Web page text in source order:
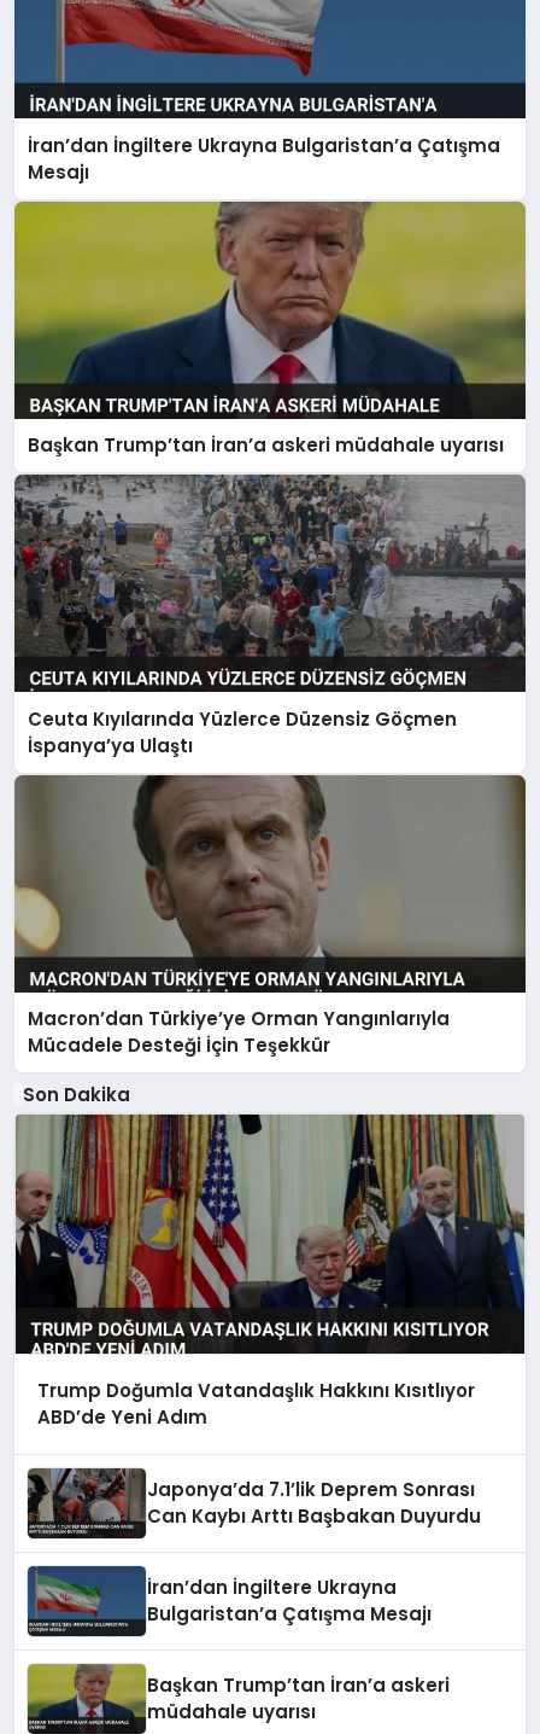
İran’dan İngiltere Ukrayna Bulgaristan’a Çatışma
Mesajı
Başkan Trump’tan İran’a askeri müdahale uyarısı
Ceuta Kıyılarında Yüzlerce Düzensiz Göçmen
İspanya’ya Ulaştı
Macron’dan Türkiye’ye Orman Yangınlarıyla
Mücadele Desteği İçin Teşekkür
Son Dakika
Trump Doğumla Vatandaşlık Hakkını Kısıtlıyor
ABD’de Yeni Adım
Japonya’da 7.1’lik Deprem Sonrası
Can Kaybı Arttı Başbakan Duyurdu
İran’dan İngiltere Ukrayna
Bulgaristan’a Çatışma Mesajı
Başkan Trump’tan İran’a askeri
müdahale uyarısı